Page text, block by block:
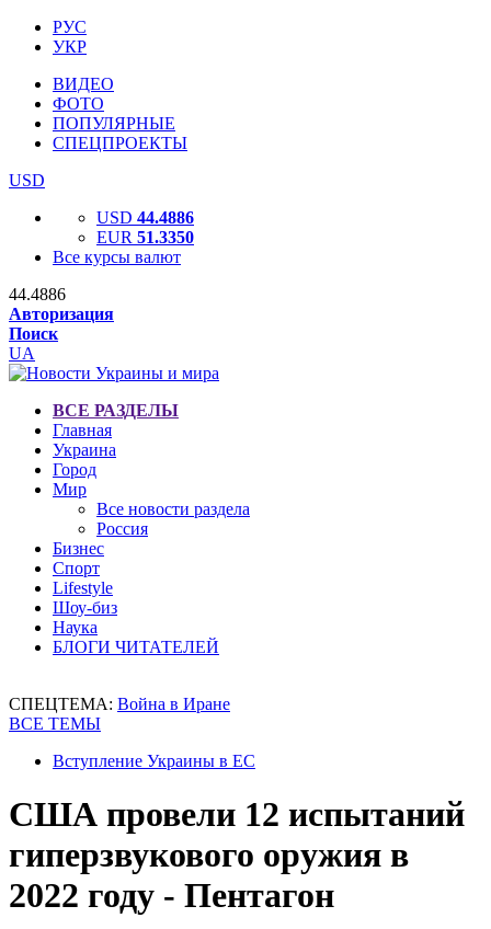
РУС
УКР
ВИДЕО
ФОТО
ПОПУЛЯРНЫЕ
СПЕЦПРОЕКТЫ
USD
USD 44.4886
EUR 51.3350
Все курсы валют
44.4886
Авторизация
Поиск
UA
ВСЕ РАЗДЕЛЫ
Главная
Украина
Город
Мир
Все новости раздела
Россия
Бизнес
Спорт
Lifestyle
Шоу-биз
Наука
БЛОГИ ЧИТАТЕЛЕЙ
СПЕЦТЕМА: Война в Иране
ВСЕ ТЕМЫ
Вступление Украины в ЕС
США провели 12 испытаний
гиперзвукового оружия в
2022 году - Пентагон